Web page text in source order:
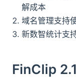
解成本
域名管理支持
新数智统计支
FinClip